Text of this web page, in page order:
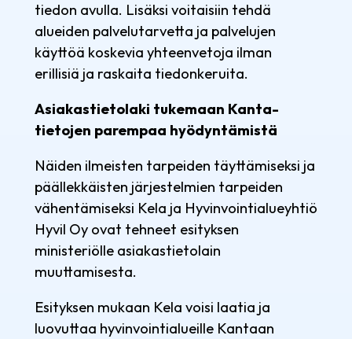
tiedon avulla. Lisäksi voitaisiin tehdä
alueiden palvelutarvetta ja palvelujen
käyttöä koskevia yhteenvetoja ilman
erillisiä ja raskaita tiedonkeruita.
Asiakastietolaki tukemaan Kanta-
tietojen parempaa hyödyntämistä
Näiden ilmeisten tarpeiden täyttämiseksi ja
päällekkäisten järjestelmien tarpeiden
vähentämiseksi Kela ja Hyvinvointialueyhtiö
Hyvil Oy ovat tehneet esityksen
ministeriölle asiakastietolain
muuttamisesta.
Esityksen mukaan Kela voisi laatia ja
luovuttaa hyvinvointialueille Kantaan